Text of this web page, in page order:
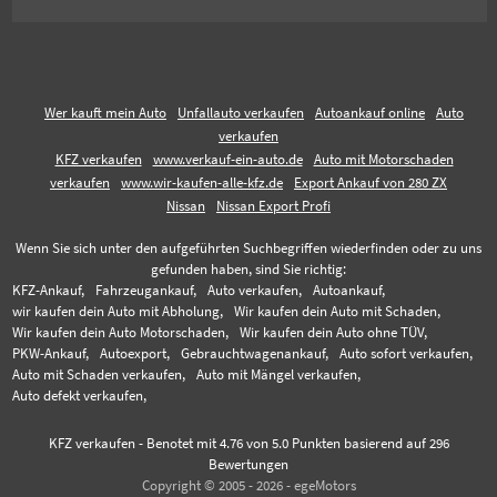
Wer kauft mein Auto Unfallauto verkaufen Autoankauf online
Auto
verkaufen
KFZ verkaufen
www.verkauf-ein-auto.de
Auto mit Motorschaden
verkaufen
www.wir-kaufen-alle-kfz.de
Export Ankauf von 280 ZX
Nissan
Nissan Export Profi
Wenn Sie sich unter den aufgeführten Suchbegriffen wiederfinden oder zu uns
gefunden haben, sind Sie richtig:
KFZ-Ankauf,
Fahrzeugankauf, Auto verkaufen,
Autoankauf,
wir kaufen dein Auto mit Abholung,
Wir kaufen dein Auto mit Schaden,
Wir kaufen dein Auto Motorschaden,
Wir kaufen dein Auto ohne TÜV,
PKW-Ankauf,
Autoexport, Gebrauchtwagenankauf,
Auto sofort verkaufen,
Auto mit Schaden verkaufen,
Auto mit Mängel verkaufen,
Auto defekt verkaufen,
KFZ verkaufen- Benotet mit 4.76von 5.0 Punkten basierend auf 296
Bewertungen
Copyright © 2005 - 2026 - egeMotors